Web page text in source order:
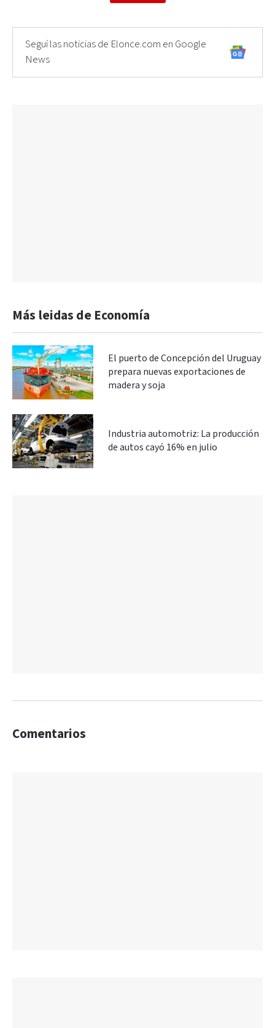
Seguí las noticias de Elonce.com en Google
News
Más leidas de Economía
El puerto de Concepción del Uruguay
prepara nuevas exportaciones de
madera y soja
Industria automotriz: La producción
de autos cayó 16% en julio
Comentarios